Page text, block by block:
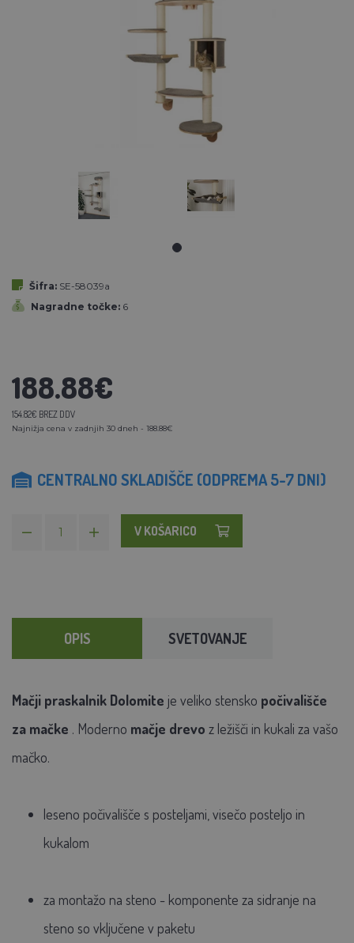
Šifra: SE-58039a
Nagradne točke: 6
188.88€
154.82€ BREZ DDV
Najnižja cena v zadnjih 30 dneh - 188.88€
CENTRALNO SKLADIŠČE (ODPREMA 5-7 DNI)
V KOŠARICO
OPIS SVETOVANJE
Mačji praskalnik Dolomite je veliko stensko počivališče
za mačke . Moderno mačje drevo z ležišči in kukali za vašo
mačko.
leseno počivališče s posteljami, visečo posteljo in
kukalom
za montažo na steno - komponente za sidranje na
steno so vključene v paketu